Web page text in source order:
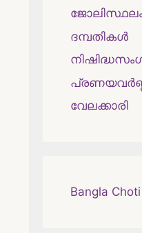
ദമ്പതികള്‍
വേലക്കാരി
Bangla Choti